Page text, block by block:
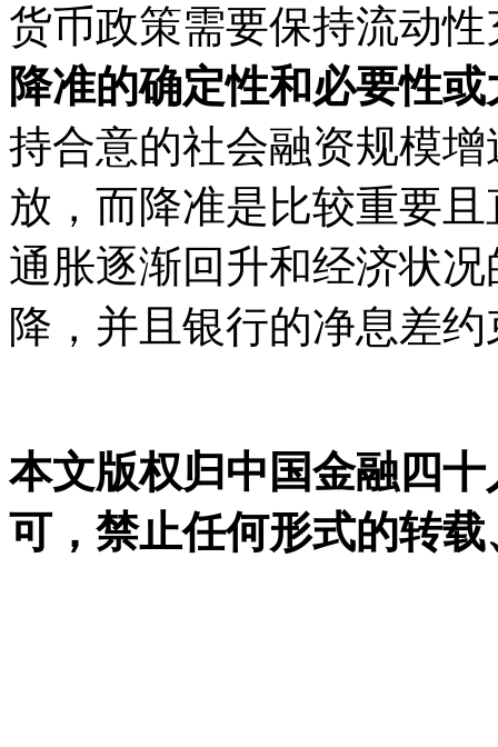
货币政策需要保持流动
降准的确定性和必要性
持合意的社会融资规模
放，而降准是比较重要
通胀逐渐回升和经济状
降，并且银行的净息差
本文版权归中国金融四
可，禁止任何形式的转